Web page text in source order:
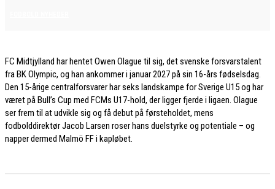
FC Midtjylland har hentet Owen Olague til sig, det svenske forsvarstalent
fra BK Olympic, og han ankommer i januar 2027 på sin 16-års fødselsdag.
Den 15-årige centralforsvarer har seks landskampe for Sverige U15 og har
været på Bull’s Cup med FCMs U17-hold, der ligger fjerde i ligaen. Olague
ser frem til at udvikle sig og få debut på førsteholdet, mens
fodbolddirektør Jacob Larsen roser hans duelstyrke og potentiale – og
napper dermed Malmö FF i kapløbet.